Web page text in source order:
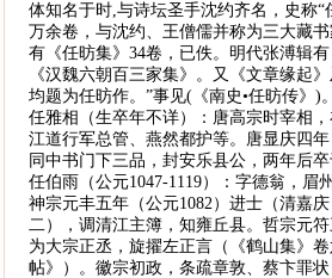
体知名于时,与诗坛圣手沈约齐名，史称“
万余卷，与沈约、王僧儒并称为三大藏书
有《任昉集》34卷，已佚。明代张溥辑
《汉魏六朝百三家集》。又《文章缘起
均题为任昉作。”事见(《南史•任昉传》)。
任雅相（生卒年不详）：唐高宗时宰相
江道行军总管、燕然都护等。唐显庆四
同中书门下三品，封安乐县公，两年后卒
任伯雨（公元1047-1119）：字德翁，眉
神宗元丰五年（公元1082）进士（清嘉
二），调清江主簿，知雍丘县。哲宗元
为大宗正丞，旋擢左正言（《鹤山集》
帖》）。徽宗初政，条疏章敦、蔡卞罪